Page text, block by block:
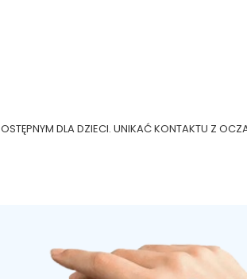
DLA DZIECI. UNIKAĆ KONTAKTU Z